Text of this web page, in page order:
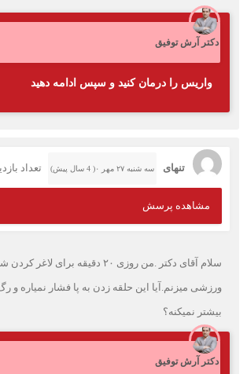
دکتر آرش توفیق
واریس را درمان کنید و سپس ادامه دهید
تنهای سه شنبه ۲۷ مهر ۰( 4 سال پیش) تعداد بازدید:
مشاهده پرسش
سلام آقای دکتر .من روزی ۲۰ دقیقه
ورزشی میزنم.آیا این حلقه زدن به پا فشار نمیاره و
بیشتر نمیکنه؟
دکتر آرش توفیق